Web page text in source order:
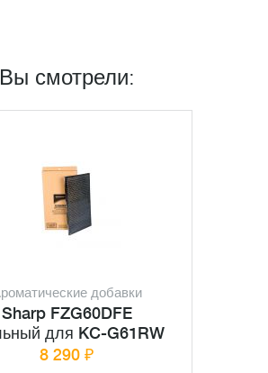
Вы смотрели:
добавки
Sharp FZG60DFE
для KC-G61RW
8 290 ₽